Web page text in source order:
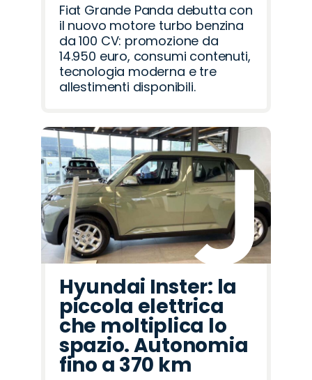
Fiat Grande Panda debutta con
il nuovo motore turbo benzina
da 100 CV: promozione da
14.950 euro, consumi contenuti,
tecnologia moderna e tre
allestimenti disponibili.
Hyundai Inster: la
piccola elettrica
che moltiplica lo
spazio. Autonomia
fino a 370 km